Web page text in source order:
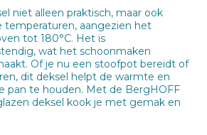
niet alleen praktisch, maar ook
aangezien het
tot 180°C. Het is
wat het schoonmaken
Of je nu een stoofpot bereidt of
dit deksel helpt de warmte en
pan te houden. Met de BergHOFF
deksel kook je met gemak en